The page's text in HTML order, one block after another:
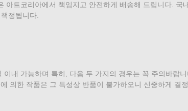
아트코리아에서 책임지고 안전하게 배송해 드립니다.
정됩니다.
내 가능하며 특히, 다음 두 가지의 경우는 꼭 주의바랍
의한 작품은 그 특성상 반품이 불가하오니 신중하게 결